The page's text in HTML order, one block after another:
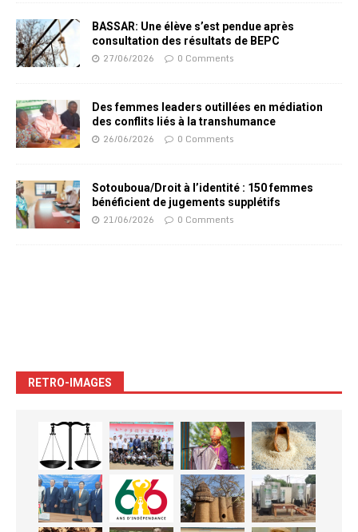
BASSAR: Une élève s’est pendue après
consultation des résultats de BEPC
27/06/2026 0 Comments
Des femmes leaders outillées en médiation
des conflits liés à la transhumance
26/06/2026 0 Comments
Sotouboua/Droit à l’identité : 150 femmes
bénéficient de jugements supplétifs
21/06/2026 0 Comments
RETRO-IMAGES